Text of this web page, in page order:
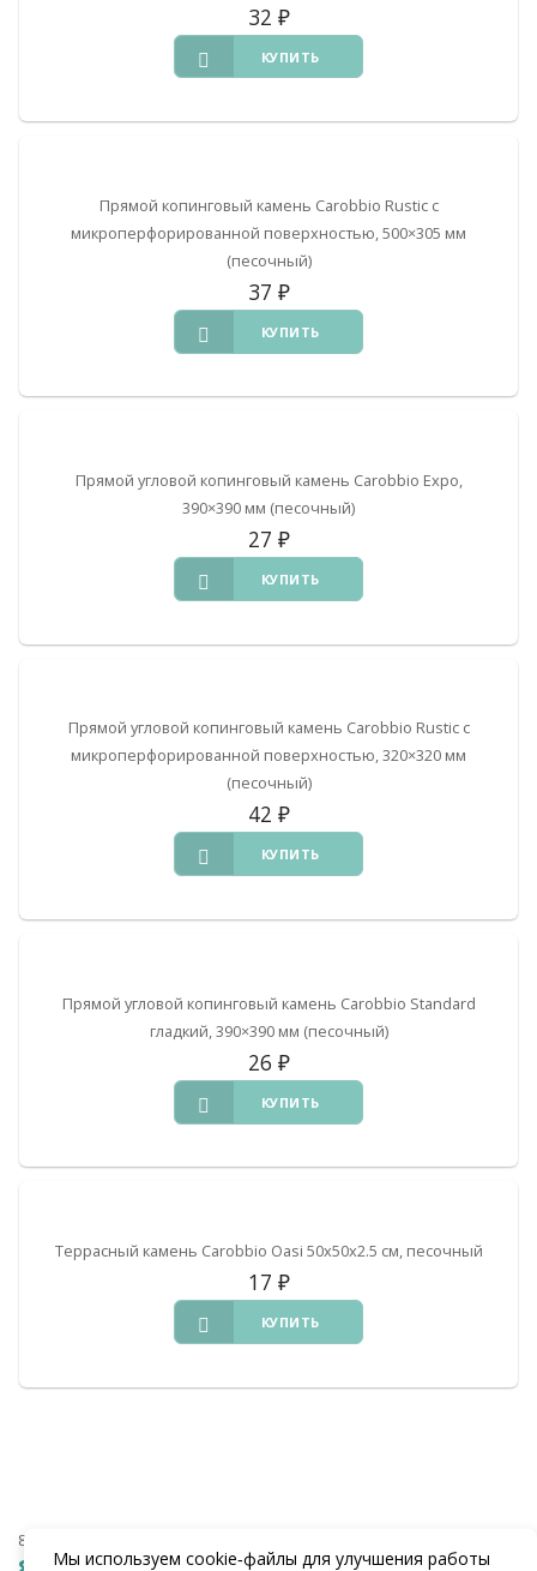
32 ₽
КУПИТЬ
Прямой копинговый камень Carobbio Rustic с
микроперфорированной поверхностью, 500×305 мм
(песочный)
37 ₽
КУПИТЬ
Прямой угловой копинговый камень Carobbio Expo,
390×390 мм (песочный)
27 ₽
КУПИТЬ
Прямой угловой копинговый камень Carobbio Rustic с
микроперфорированной поверхностью, 320×320 мм
(песочный)
42 ₽
КУПИТЬ
Прямой угловой копинговый камень Carobbio Standard
гладкий, 390×390 мм (песочный)
26 ₽
КУПИТЬ
Террасный камень Carobbio Oasi 50x50x2.5 см, песочный
17 ₽
КУПИТЬ
8 (938) 441-20-90
Мы используем cookie‑файлы для улучшения работы